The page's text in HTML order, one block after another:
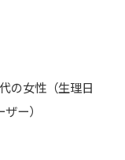
の女性（生理日
ー）